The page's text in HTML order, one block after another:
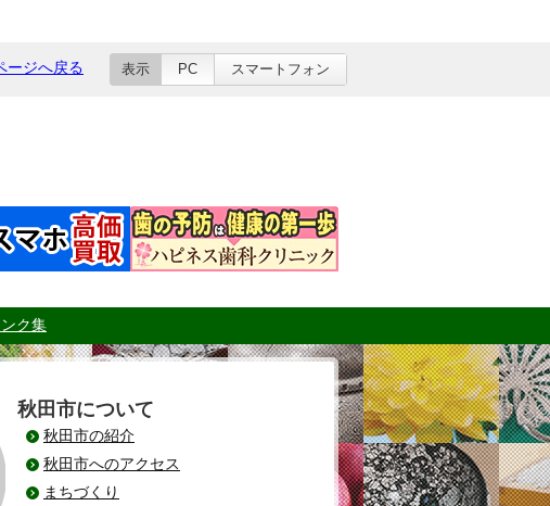
ージへ戻る 表示 PC スマートフォン
ンク集
秋田市について
秋田市の紹介
秋田市へのアクセス
まちづくり